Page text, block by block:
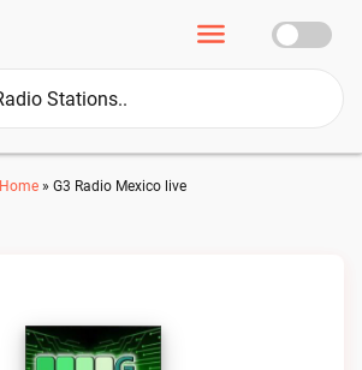
Home » G3 Radio Mexico live